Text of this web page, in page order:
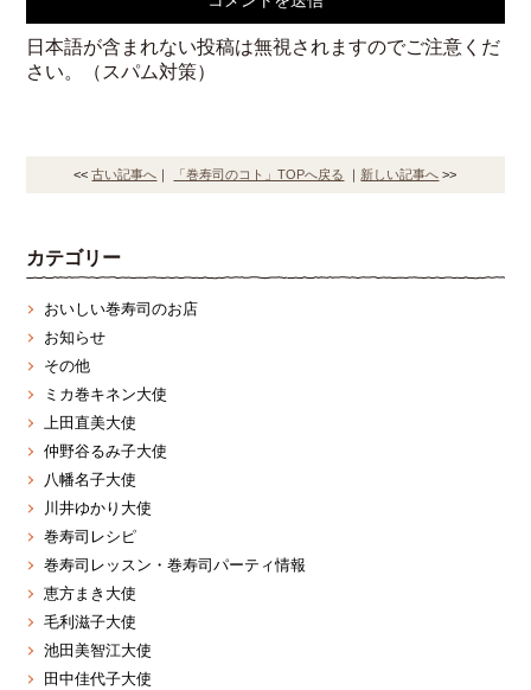
日本語が含まれない投稿は無視されますのでご注意くだ
さい。（スパム対策）
<<古い記事へ ｜ 「巻寿司のコト」TOPへ戻る ｜ 新しい記事へ >>
カテゴリー
おいしい巻寿司のお店
お知らせ
その他
ミカ巻キネン大使
上田直美大使
仲野谷るみ子大使
八幡名子大使
川井ゆかり大使
巻寿司レシピ
巻寿司レッスン・巻寿司パーティ情報
恵方まき大使
毛利滋子大使
池田美智江大使
田中佳代子大使